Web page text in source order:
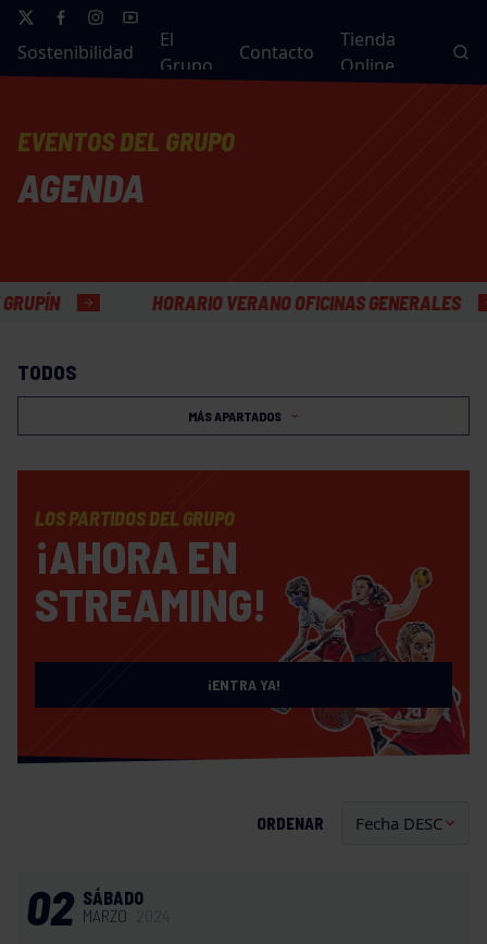
Sostenibilidad
El
Grupo
Contacto
Tienda
Online
EVENTOS DEL GRUPO
AGENDA
HORARIO VERANO OFICINAS GENERALES
TODOS
MÁS APARTADOS
LOS PARTIDOS DEL GRUPO
¡AHORA EN
STREAMING!
¡ENTRA YA!
ORDENAR
02 SÁBADO
MARZO